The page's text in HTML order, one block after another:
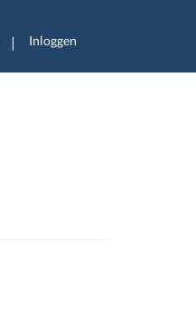
| Inloggen